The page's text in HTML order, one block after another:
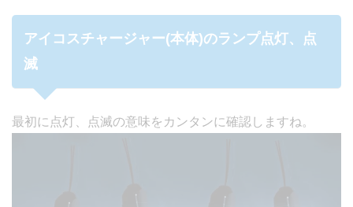
アイコスチャージャー(本体)のランプ点灯、点
滅
最初に点灯、点滅の意味をカンタンに確認しますね。